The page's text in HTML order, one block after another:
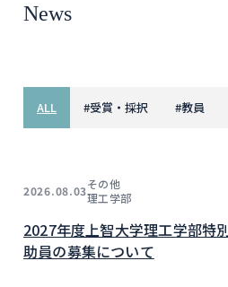
News
ALL #受賞・採択 #教員
2026.08.03その他
理工学部
2027年度上智大学理工学部特
助員の募集について